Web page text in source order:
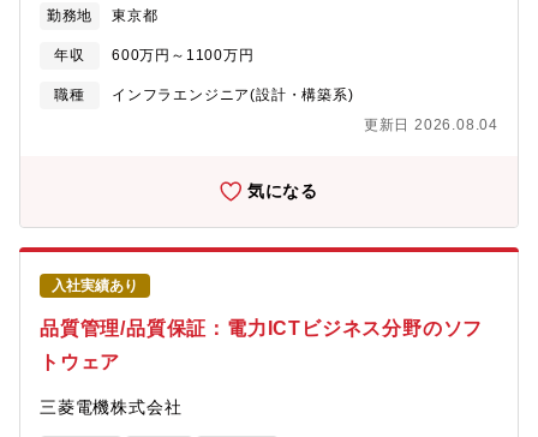
形成ができる点も魅力です。■クラウド人材として市場価値を大き
ングだからこそ、その変革の波を最前線で体感し、会社の雰囲気
や勢いを変えていくことを実感できます。
全般）・プロジェクト関連会議体での各種調整作業・プロジェク
計・M-X全体アーキテクチャの設計における作業全般・プロジェ
使用言語、環境、ツール、資格等（１）Oracle（２）
MuleSoft（Salesforce）（３）EA（Enterprise
て頂きます。30歳代~40歳代以降は、プロジェクトのリーダを努
基盤を開発する。またデータ利活用を促進することでデータドリ
GM-Xデータ基盤の定義と設計／構築、サブスク基盤の設計／構
築、コード標準化対応■（３）アーキテクチャ戦略GM-X全体アー
キテクチャの要件定義／基本設計、M-X全体アーキテクチャの統
制方法の定義／ガバナンス管理の遂行【働き方】■残業時間：月平
均20-30時間/繁忙期40時間■出張：有(2,3回/月)。リモート会議が
ンプレミス環境で稼働しているためクラウド化の推進が重要課題
となっており、その一翼を担うクラウド人材を求めています。な
お、本求人は三菱電機株式会社へ入社後、25年4月1日付設立の
「三菱電機デジタルイノベーション株式会社」へ在籍出向するこ
参照ください。＜DX・IT戦略の推進に向けた新会社設立について
https://www.mitsubishielectric.co.jp/news/2024/1113.html?
cid=rss【業務内容】経験、能力、希望を総合的に勘案して、担当
いただく職務内容を決定します。(1)三菱電機グループ内オンプレ
ミス環境のクラウド移行アセスメント及び移行支援a) 全国の各事
業拠点と連携し、クラウド移行の全体戦略・方針策定および現状
システム調査の実施b) システム間依存関係分析、サーバ負荷状況
評価などの技術的調査と移行計画立案c) 現状分析レポートやコス
ト削減効果の定量的評価資料の作成d) 実際の移行作業における技
術支援・指導e) 移行後のシステムモダナイゼーション戦略立案
ループクラウドのサービス企画・設計・構築・運用a) 三菱電機グ
ループ標準のセキュリティポリシーを適用したパブリッククラウ
勤務地 東京都
年収 600万円～1100万円
職種
インフラエンジニア(設計・構築系)
更新日 2026.08.04
気になる
入社実績あり
品質管理/品質保証：電力ICTビジネス分野のソフ
トウェア
三菱電機株式会社